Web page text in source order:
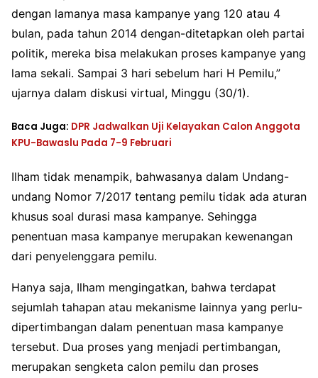
dengan lamanya masa kampanye yang 120 atau 4
bulan, pada tahun 2014 dengan-ditetapkan oleh partai
politik, mereka bisa melakukan proses kampanye yang
lama sekali. Sampai 3 hari sebelum hari H Pemilu,”
ujarnya dalam diskusi virtual, Minggu (30/1).
Baca Juga: DPR Jadwalkan Uji Kelayakan Calon Anggota
KPU-Bawaslu Pada 7-9 Februari
Ilham tidak menampik, bahwasanya dalam Undang-
undang Nomor 7/2017 tentang pemilu tidak ada aturan
khusus soal durasi masa kampanye. Sehingga
penentuan masa kampanye merupakan kewenangan
dari penyelenggara pemilu.
Hanya saja, Ilham mengingatkan, bahwa terdapat
sejumlah tahapan atau mekanisme lainnya yang perlu-
dipertimbangan dalam penentuan masa kampanye
tersebut. Dua proses yang menjadi pertimbangan,
merupakan sengketa calon pemilu dan proses